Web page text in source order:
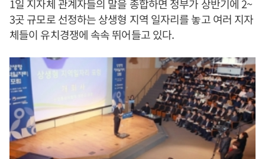
1일 지자체 관계자들의 말을 종합하면 정부가 상반기에 2~
3곳 규모로 선정하는 상생형 지역 일자리를 놓고 여러 지자
체들이 유치경쟁에 속속 뛰어들고 있다.